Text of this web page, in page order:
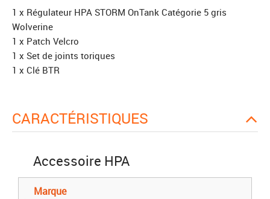
1 x Régulateur HPA STORM OnTank Catégorie 5 gris
Wolverine
1 x Patch Velcro
1 x Set de joints toriques
1 x Clé BTR
CARACTÉRISTIQUES
Accessoire HPA
Marque